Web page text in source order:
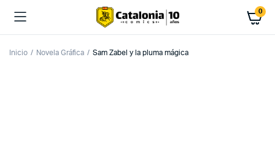
0
Inicio Novela Gráfica Sam Zabel y la pluma mágica